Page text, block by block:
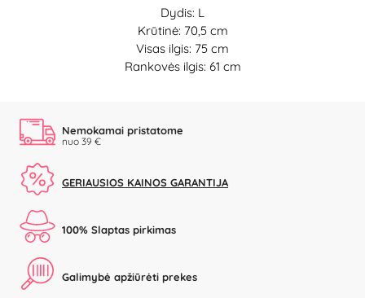
Dydis: L
Krūtinė: 70,5 cm
Visas ilgis: 75 cm
Rankovės ilgis: 61 cm
Nemokamai pristatome
nuo 39 €
GERIAUSIOS KAINOS GARANTIJA
100% Slaptas pirkimas
Galimybė apžiūrėti prekes